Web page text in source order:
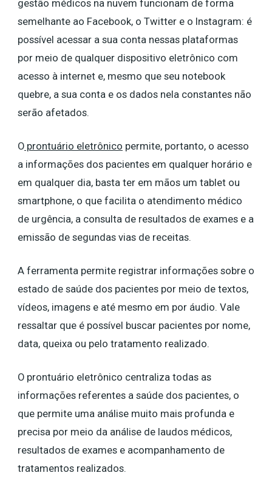
gestão médicos na nuvem funcionam de forma
semelhante ao Facebook, o Twitter e o Instagram: é
possível acessar a sua conta nessas plataformas
por meio de qualquer dispositivo eletrônico com
acesso à internet e, mesmo que seu notebook
quebre, a sua conta e os dados nela constantes não
serão afetados.
O prontuário eletrônico permite, portanto, o acesso
a informações dos pacientes em qualquer horário e
em qualquer dia, basta ter em mãos um tablet ou
smartphone, o que facilita o atendimento médico
de urgência, a consulta de resultados de exames e a
emissão de segundas vias de receitas.
A ferramenta permite registrar informações sobre o
estado de saúde dos pacientes por meio de textos,
vídeos, imagens e até mesmo em por áudio. Vale
ressaltar que é possível buscar pacientes por nome,
data, queixa ou pelo tratamento realizado.
O prontuário eletrônico centraliza todas as
informações referentes a saúde dos pacientes, o
que permite uma análise muito mais profunda e
precisa por meio da análise de laudos médicos,
resultados de exames e acompanhamento de
tratamentos realizados.